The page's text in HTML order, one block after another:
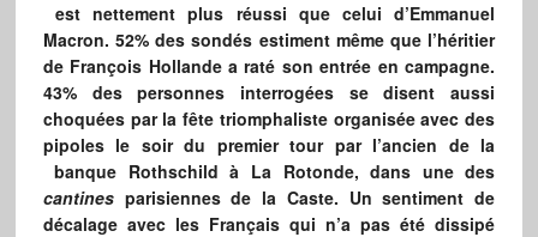
est nettement plus réussi que celui d’Emmanuel
Macron. 52% des sondés estiment même que l’héritier
de François Hollande a raté son entrée en campagne.
43% des personnes interrogées se disent aussi
choquées par la fête triomphaliste organisée avec des
pipoles le soir du premier tour par l’ancien de la
banque Rothschild à La Rotonde, dans une des
cantinesparisiennes de la Caste. Un sentiment de
décalage avec les Français qui n’a pas été dissipé